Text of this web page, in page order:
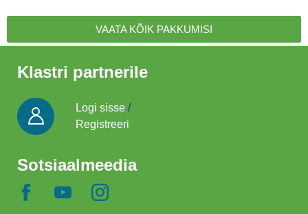
VAATA KÕIK PAKKUMISI
Klastri partnerile
Logi sisse /
Registreeri
Sotsiaalmeedia